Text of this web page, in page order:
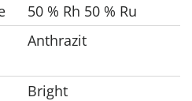
50 % Rh 50 % Ru
Anthrazit
Bright